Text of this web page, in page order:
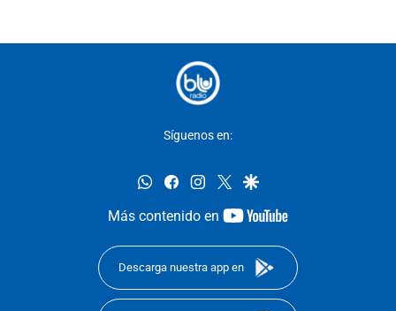
Síguenos en:
whatsappfacebookinstagram
twittergoogle
Más contenido en
youtube-
Descarga nuestra app en